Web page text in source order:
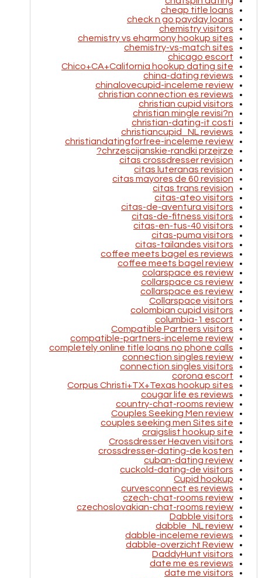
cheap title loans
check n go payday loans
chemistry visitors
chemistry vs eharmony hookup sites
chemistry-vs-match sites
chicago escort
Chico+CA+California hookup dating site
china-dating reviews
chinalovecupid-inceleme review
christian connection es reviews
christian cupid visitors
christian mingle revisi?n
christian-dating-it costi
christiancupid_NL reviews
christiandatingforfree-inceleme review
chrzescijanskie-randki przejrze?
citas crossdresser revision
citas luteranas revision
citas mayores de 60 revision
citas trans revision
citas-ateo visitors
citas-de-aventura visitors
citas-de-fitness visitors
citas-en-tus-40 visitors
citas-puma visitors
citas-tailandes visitors
coffee meets bagel es reviews
coffee meets bagel review
colarspace es review
collarspace cs review
collarspace es review
Collarspace visitors
colombian cupid visitors
columbia-1 escort
Compatible Partners visitors
compatible-partners-inceleme review
completely online title loans no phone calls
connection singles review
connection singles visitors
corona escort
Corpus Christi+TX+Texas hookup sites
cougar life es reviews
country-chat-rooms review
Couples Seeking Men review
couples seeking men Sites site
craigslist hookup site
Crossdresser Heaven visitors
crossdresser-dating-de kosten
cuban-dating review
cuckold-dating-de visitors
Cupid hookup
curvesconnect es reviews
czech-chat-rooms review
czechoslovakian-chat-rooms review
Dabble visitors
dabble_NL review
dabble-inceleme reviews
dabble-overzicht Review
DaddyHunt visitors
date me es reviews
date me visitors